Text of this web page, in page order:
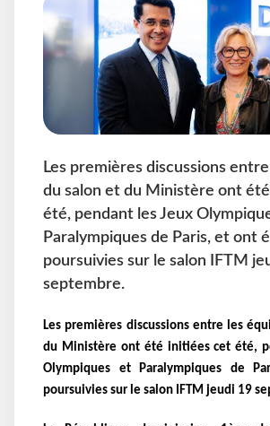
Les premières discussions
du salon et du Ministère ont
été, pendant les Jeux
Paralympiques de Paris, et ont
poursuivies sur le salon IFTM
septembre.
Les premières discussions entre les
du Ministère ont été initiées cet été,
Olympiques et Paralympiques de
poursuivies sur le salon IFTM jeudi 19